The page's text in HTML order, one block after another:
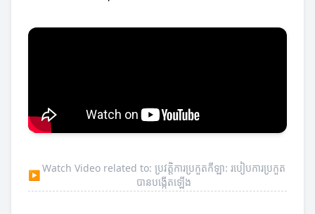
▶
Watch Video related to: ប្រវត្តិការប្រកួតកីឡា: របៀបការប្រកួត
បានបង្កើតឡើង